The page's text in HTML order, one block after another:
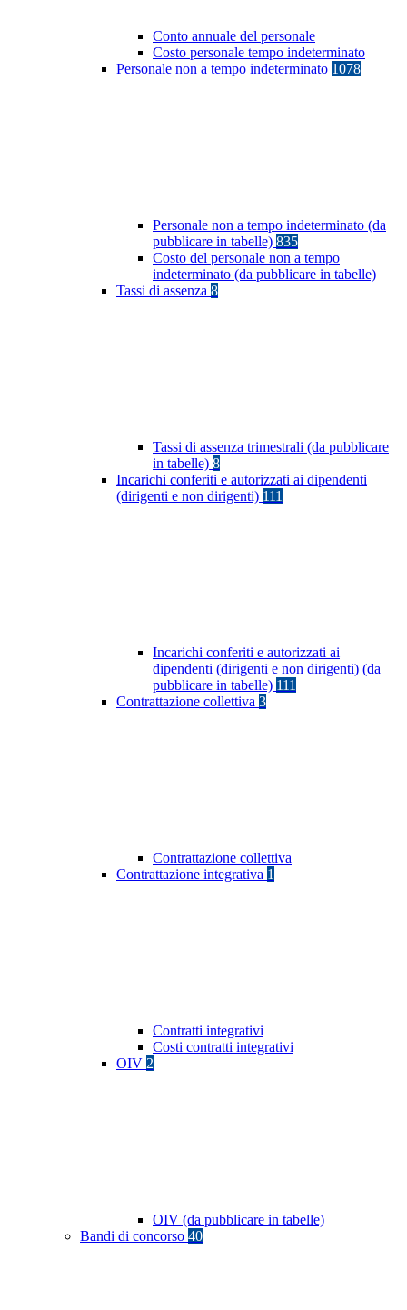
Conto annuale del personale
Costo personale tempo indeterminato
Personale non a tempo indeterminato 1078
Personale non a tempo indeterminato (da
pubblicare in tabelle) 835
Costo del personale non a tempo
indeterminato (da pubblicare in tabelle)
Tassi di assenza 8
Tassi di assenza trimestrali (da pubblicare
in tabelle) 8
Incarichi conferiti e autorizzati ai dipendenti
(dirigenti e non dirigenti) 111
Incarichi conferiti e autorizzati ai
dipendenti (dirigenti e non dirigenti) (da
pubblicare in tabelle) 111
Contrattazione collettiva 3
Contrattazione collettiva
Contrattazione integrativa 1
Contratti integrativi
Costi contratti integrativi
OIV 2
OIV (da pubblicare in tabelle)
Bandi di concorso 40